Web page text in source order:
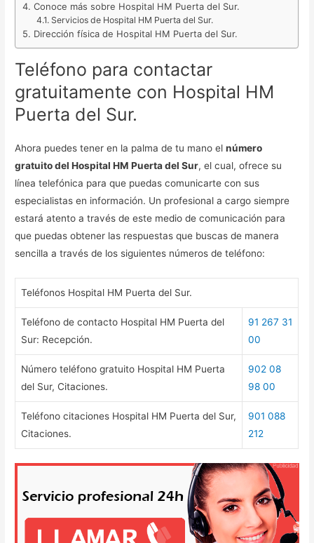
Conoce más sobre Hospital HM Puerta del Sur.
Servicios de Hospital HM Puerta del Sur.
Dirección física de Hospital HM Puerta del Sur.
Teléfono para contactar
gratuitamente con Hospital HM
Puerta del Sur.
Ahora puedes tener en la palma de tu mano elnúmero
gratuito del Hospital HM Puerta del Sur, el cual, ofrece su
línea telefónica para que puedas comunicarte con sus
especialistas en información. Un profesional a cargo siempre
estará atento a través de este medio de comunicación para
que puedas obtener las respuestas que buscas de manera
sencilla a través de los siguientes números de teléfono:
Teléfonos Hospital HM Puerta del Sur.
Teléfono de contacto Hospital HM Puerta del
Sur: Recepción.
91 267 31
00
Número teléfono gratuito Hospital HM Puerta
del Sur, Citaciones.
902 08
98 00
Teléfono citaciones Hospital HM Puerta del Sur,
Citaciones.
901 088
212